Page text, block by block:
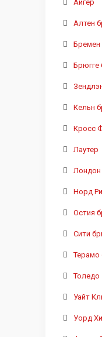
Айгер
Алтен
Бремен
Брюгге
Кельн
Кросс
Лаутер
Лондон
Норд
Остия
Сити
Терамо
Толедо
Уайт
Уорд